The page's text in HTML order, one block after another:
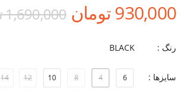
930,000 تومان 1,690,000 تومان
رنگ : BLACK
سایزها : 6
4
8
10
12
14